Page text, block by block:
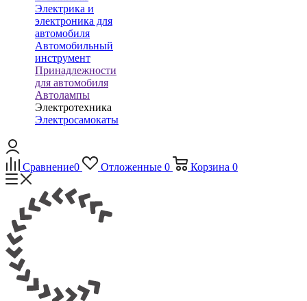
Электрика и
электроника для
автомобиля
Автомобильный
инструмент
Принадлежности
для автомобиля
Автолампы
Электротехника
Электросамокаты
Сравнение0 Отложенные 0 Корзина 0